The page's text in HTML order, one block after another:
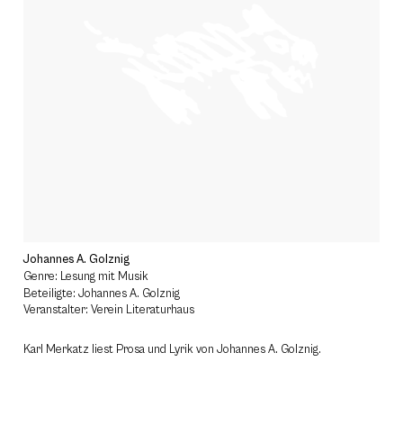
Johannes A. Golznig
Genre: Lesung mit Musik
Beteiligte: Johannes A. Golznig
Veranstalter: Verein Literaturhaus
Karl Merkatz liest Prosa und Lyrik von Johannes A. Golznig.